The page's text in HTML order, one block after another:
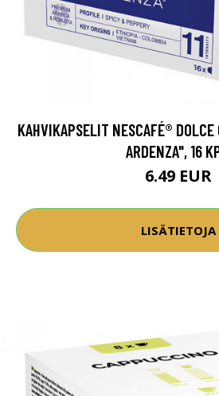
KAHVIKAPSELIT NESCAFÉ®
ARDENZA", 16
6.49 EUR
LISÄTIETOJA